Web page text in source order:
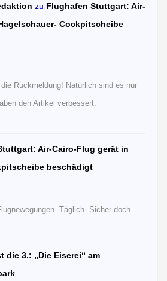
zu Flughafen Stuttgart: Air-
Cockpitscheibe
Rückmeldung! Natürlich sind es nur
den Artikel verbessert.
Air-Cairo-Flug gerät in
beschädigt
Täglich. Sicher doch.
die 3.: „Die Eiserei“ am